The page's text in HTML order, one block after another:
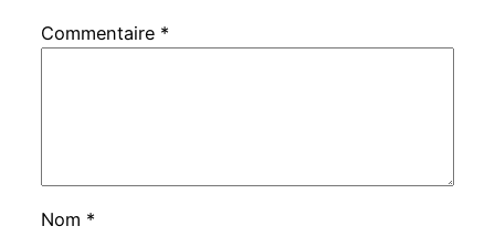
Commentaire *
Nom *